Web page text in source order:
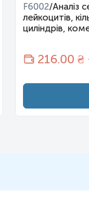
F6002/Аналіз
лейкоцитів,
циліндрів,
216.00 ₴